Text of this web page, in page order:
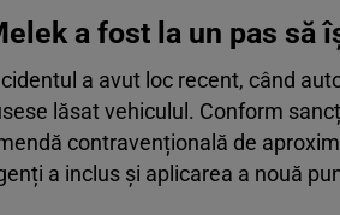
a fost la un pas să
a avut loc recent, când
lăsat vehiculul. Conform
contravențională de
a inclus și aplicarea a nouă